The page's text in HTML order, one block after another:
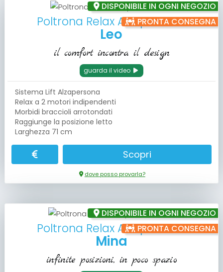
DISPONIBILE IN OGNI NEGOZIO
PRONTA CONSEGNA
Poltrona Relax Alzapersona
Leo
il comfort incontra il design
guarda il video
Sistema Lift Alzapersona
Relax a 2 motori indipendenti
Morbidi braccioli arrotondati
Raggiunge la posizione letto
Larghezza 71 cm
Scopri
dove posso provarla?
DISPONIBILE IN OGNI NEGOZIO
PRONTA CONSEGNA
Poltrona Relax Alzapersona
Mina
infinite posizioni, in poco spazio